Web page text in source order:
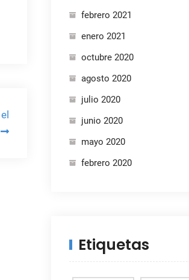
febrero 2021
enero 2021
octubre 2020
agosto 2020
julio 2020
junio 2020
mayo 2020
febrero 2020
Etiquetas